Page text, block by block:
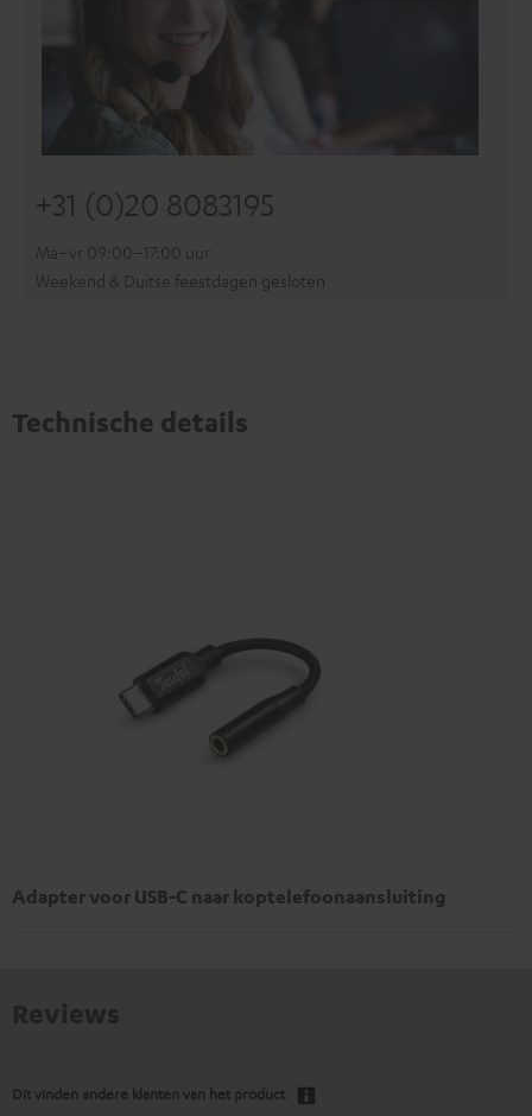
+31 (0)20 8083195
Ma–vr 09:00–17:00 uur
Weekend & Duitse feestdagen gesloten
Technische details
Adapter voor USB-C naar koptelefoonaansluiting
Dit vinden andere klanten van het product